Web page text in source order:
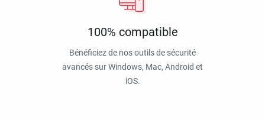
100% compatible
Bénéficiez de nos outils de sécurité
avancés sur Windows, Mac, Android et
iOS.